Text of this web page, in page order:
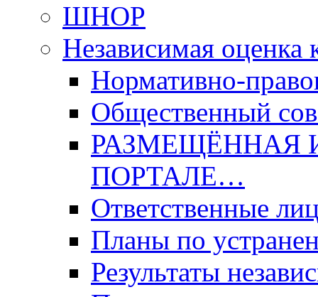
ШНОР
Независимая оценка
Нормативно-
Общественный
РАЗМЕЩЁННАЯ
ПОРТАЛЕ…
Ответственные
Планы по
Результаты